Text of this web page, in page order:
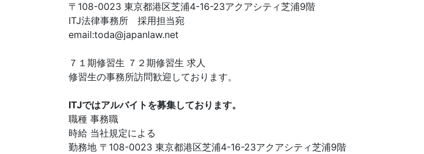
〒108-0023 東京都港区芝浦4-16-23アクアシティ芝浦9階
ITJ法律事務所 採用担当宛
email:toda@japanlaw.net
７１期修習生 ７２期修習生 求人
修習生の事務所訪問歓迎しております。
ITJではアルバイトを募集しております。
職種 事務職
時給 当社規定による
勤務地 〒108-0023 東京都港区芝浦4-16-23アクアシティ芝浦9階